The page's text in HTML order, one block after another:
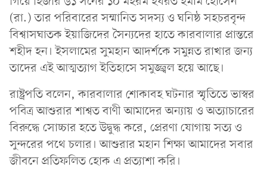
(রা.) তার পরিবারের সম্মানিত সদস্য ও ঘনিষ্ঠ সহচরবৃন্দ
বিশ্বাসঘাতক ইয়াজিদের সৈন্যদের হাতে কারবালার প্রান্তরে
শহীদ হন। ইসলামের সুমহান আদর্শকে সমুন্নত রাখার জন্য
তাদের এই আত্মত্যাগ ইতিহাসে সমুজ্জ্বল হয়ে আছে।
রাষ্ট্রপতি বলেন, কারবালার শোকাবহ ঘটনার স্মৃতিতে ভাস্বর
পবিত্র আশুরার শাশ্বত বাণী আমাদের অন্যায় ও অত্যাচারের
বিরুদ্ধে সোচ্চার হতে উদ্বুদ্ধ করে, প্রেরণা যোগায় সত্য ও
সুন্দরের পথে চলার। আশুরার মহান শিক্ষা আমাদের সবার
জীবনে প্রতিফলিত হোক এ প্রত্যাশা করি।